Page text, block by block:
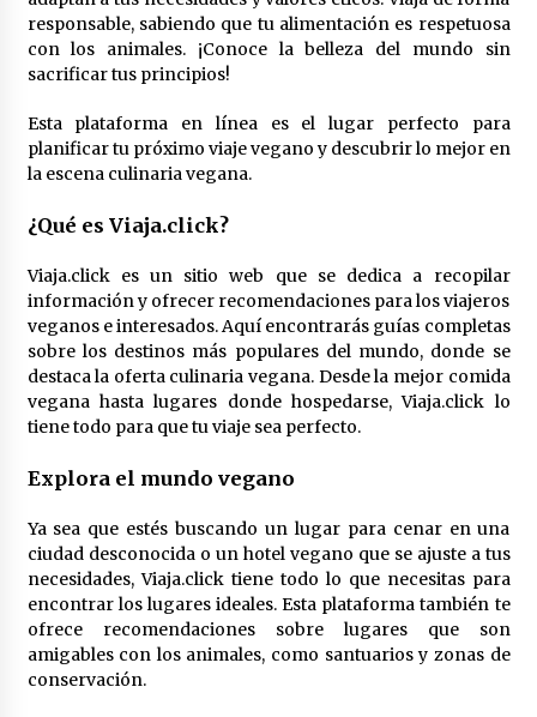
3 años atrás
RED VEGANA
Voy Libre: Viaje Documental
Viaja, Graba, Triunfa: Cómo ser un YouTuber
Viajero y Vivir de tu Pasión
3 años atrás
Viajeros Veganos
3 años atrás
3 años atrás
responsable, sabiendo que tu alimentación es respetuosa
con los animales. ¡Conoce la belleza del mundo sin
sacrificar tus principios!
Esta plataforma en línea es el lugar perfecto para
planificar tu próximo viaje vegano y descubrir lo mejor en
la escena culinaria vegana.
¿Qué es Viaja.click?
Viaja.click es un sitio web que se dedica a recopilar
información y ofrecer recomendaciones para los viajeros
veganos e interesados. Aquí encontrarás guías completas
sobre los destinos más populares del mundo, donde se
destaca la oferta culinaria vegana. Desde la mejor comida
vegana hasta lugares donde hospedarse, Viaja.click lo
tiene todo para que tu viaje sea perfecto.
Explora el mundo vegano
Ya sea que estés buscando un lugar para cenar en una
ciudad desconocida o un hotel vegano que se ajuste a tus
necesidades, Viaja.click tiene todo lo que necesitas para
encontrar los lugares ideales. Esta plataforma también te
ofrece recomendaciones sobre lugares que son
amigables con los animales, como santuarios y zonas de
conservación.